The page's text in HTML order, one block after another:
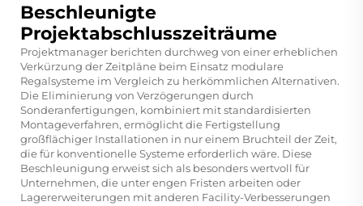
Beschleunigte
Projektabschlusszeiträume
Projektmanager berichten durchweg von einer erheblichen
Verkürzung der Zeitpläne beim Einsatz modulare
Regalsysteme im Vergleich zu herkömmlichen Alternativen.
Die Eliminierung von Verzögerungen durch
Sonderanfertigungen, kombiniert mit standardisierten
Montageverfahren, ermöglicht die Fertigstellung
großflächiger Installationen in nur einem Bruchteil der Zeit,
die für konventionelle Systeme erforderlich wäre. Diese
Beschleunigung erweist sich als besonders wertvoll für
Unternehmen, die unter engen Fristen arbeiten oder
Lagererweiterungen mit anderen Facility-Verbesserungen